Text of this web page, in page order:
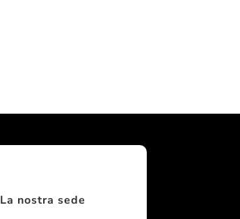
La nostra sede